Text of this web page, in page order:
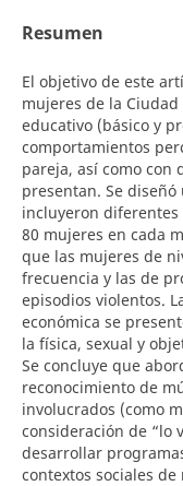
Resumen
El objetivo de este
mujeres de la
educativo (básico y
comportamientos
pareja, así como con
presentan. Se
incluyeron diferentes
80 mujeres en cada
que las mujeres de
frecuencia y las de
episodios violentos.
económica se
la física, sexual y
Se concluye que
reconocimiento de
involucrados (como
consideración de “lo
desarrollar
contextos sociales